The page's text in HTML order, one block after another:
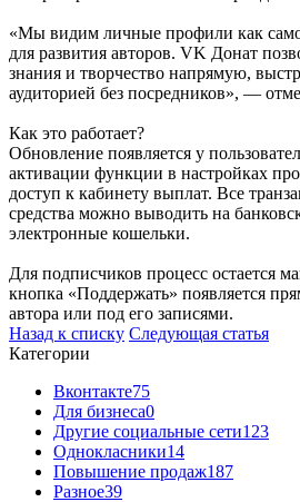
«Мы видим личные профили как
для развития авторов. VK Донат
знания и творчество напрямую,
аудиторией без посредников», —
Как это работает?
Обновление появляется у
активации функции в настройках
доступ к кабинету выплат. Все
средства можно выводить на
электронные кошельки.
Для подписчиков процесс остается
кнопка «Поддержать» появляется
автора или под его записями.
Назад к списку Следующая статья
Категории
Вконтакте75
Для бизнеса0
Другие социальные сети123
Однокласники14
Повышение продаж187
Разное39